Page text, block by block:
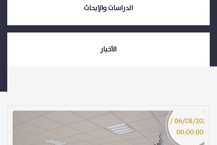
الدراسات والإبحاث
الأخبار
/ 06/08/2026
00:00:00